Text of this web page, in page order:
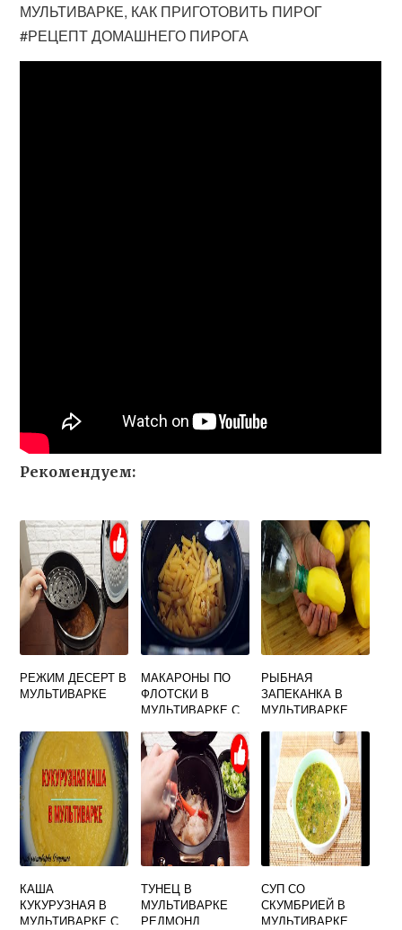
МУЛЬТИВАРКЕ, КАК ПРИГОТОВИТЬ ПИРОГ
#РЕЦЕПТ ДОМАШНЕГО ПИРОГА
Рекомендуем:
РЕЖИМ ДЕСЕРТ В
МУЛЬТИВАРКЕ
МАКАРОНЫ ПО
ФЛОТСКИ В
МУЛЬТИВАРКЕ С
ФАРШЕМ
РЫБНАЯ
ЗАПЕКАНКА В
МУЛЬТИВАРКЕ
КАША
КУКУРУЗНАЯ В
МУЛЬТИВАРКЕ С
ТУНЕЦ В
МУЛЬТИВАРКЕ
РЕДМОНД
СУП СО
СКУМБРИЕЙ В
МУЛЬТИВАРКЕ